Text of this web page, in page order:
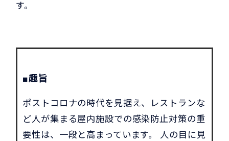
す。
■趣旨
ポストコロナの時代を見据え、レストランな
ど人が集まる屋内施設での感染防止対策の重
要性は、一段と高まっています。 人の目に見